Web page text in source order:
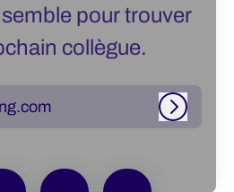
pour trouver
collègue.